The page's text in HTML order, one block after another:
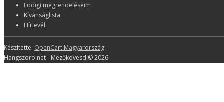
Eddigi megrendeléseim
Kívánságlista
Hírlevél
Készítette: OpenCart Magyarország
Hangszoro.net - Mezőkövesd © 2026